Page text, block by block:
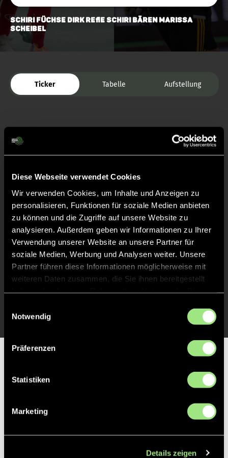
Diese Webseite verwendet Cookies
Wir verwenden Cookies, um Inhalte und Anzeigen zu
personalisieren, Funktionen für soziale Medien anbieten
zu können und die Zugriffe auf unsere Website zu
analysieren. Außerdem geben wir Informationen zu Ihrer
Verwendung unserer Website an unsere Partner für
soziale Medien, Werbung und Analysen weiter. Unsere
Partner führen diese Informationen möglicherweise mit
weiteren Daten zusammen, die Sie ihnen bereitgestellt
Notwendig
Präferenzen
Statistiken
Marketing
Details zeigen
Schiri Füchse Dirk Refle Schiri Bären Marissa
Scheibel
Ticker Tabelle Aufstellung
Liveticker
48'
Abpfiff
Spiel beendet
37' TOR 2:0, FELDTOR